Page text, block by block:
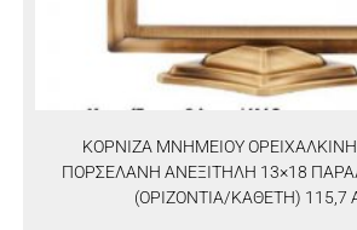
ΚΟΡΝΙΖΑ ΜΝΗΜΕΙΟΥ
ΠΟΡΣΕΛΑΝΗ ΑΝΕΞΙΤΗΛΗ 13×18
(ΟΡΙΖΟΝΤΙΑ/ΚΑΘΕΤΗ) 115,7